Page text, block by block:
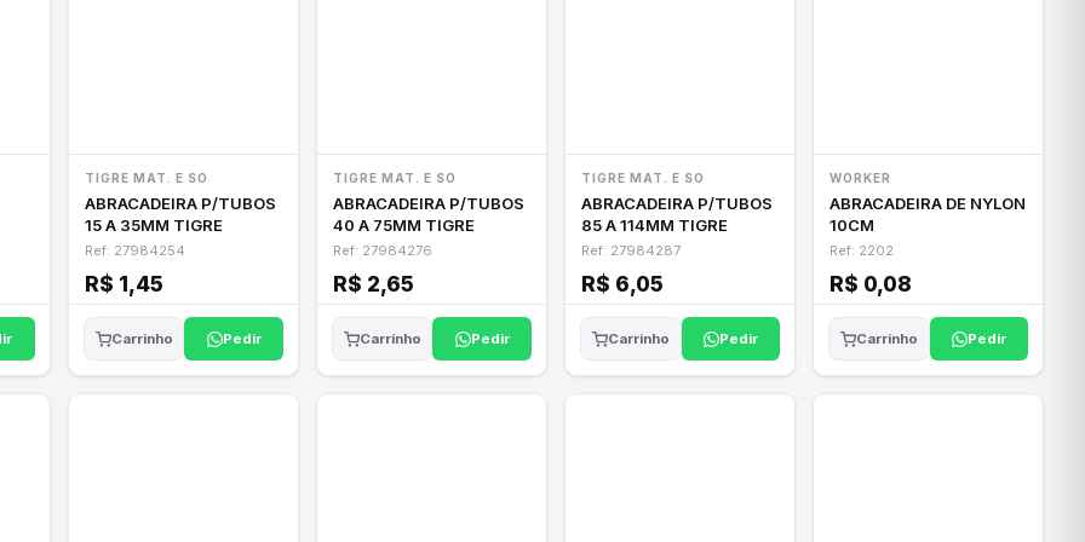
TIGRE MAT. E SO
ABRACADEIRA P/TUBOS
15 A 35MM TIGRE
Ref: 27984254
R$ 1,45
Carrinho Pedir
TIGRE MAT. E SO
ABRACADEIRA P/TUBOS
40 A 75MM TIGRE
Ref: 27984276
R$ 2,65
Carrinho Pedir
TIGRE MAT. E SO
ABRACADEIRA P/TUBOS
85 A 114MM TIGRE
Ref: 27984287
R$ 6,05
Carrinho Pedir
WORKER
ABRACADEIRA DE NYLON
10CM
Ref: 2202
R$ 0,08
Carrinho Pedir